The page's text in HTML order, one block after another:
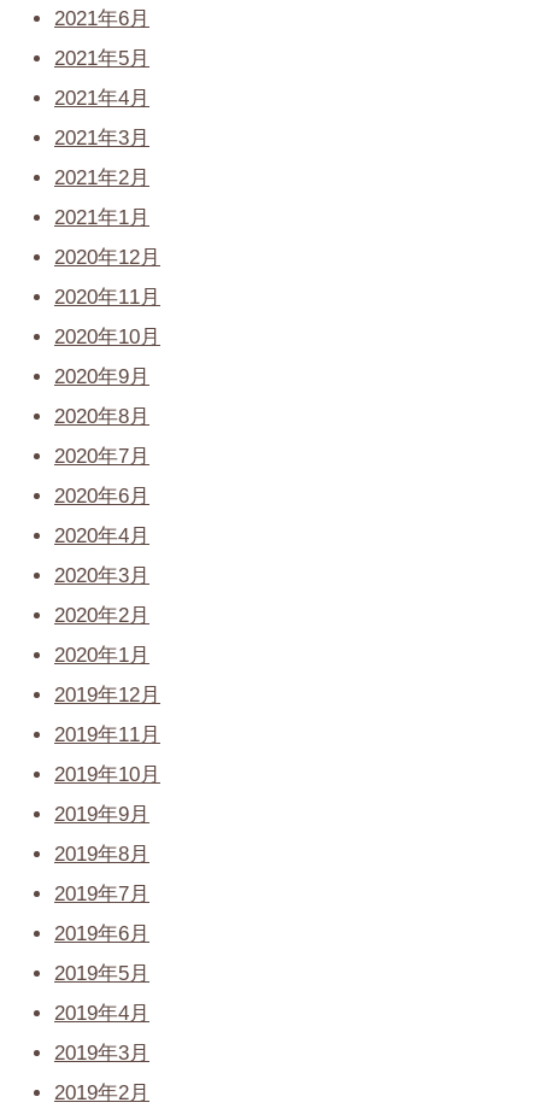
2021年6月
2021年5月
2021年4月
2021年3月
2021年2月
2021年1月
2020年12月
2020年11月
2020年10月
2020年9月
2020年8月
2020年7月
2020年6月
2020年4月
2020年3月
2020年2月
2020年1月
2019年12月
2019年11月
2019年10月
2019年9月
2019年8月
2019年7月
2019年6月
2019年5月
2019年4月
2019年3月
2019年2月